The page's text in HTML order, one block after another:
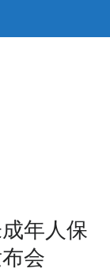
年人保
会